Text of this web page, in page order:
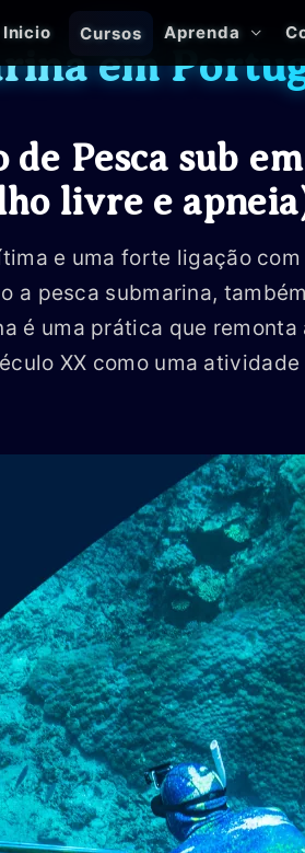
Inicio Cursos Aprenda
em
Pesca sub em
livre e
e uma forte ligação com
a pesca submarina,
é uma prática que remonta
XX como uma